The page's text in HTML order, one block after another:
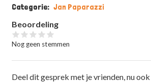
Categorie
Jan Paparazzi
Beoordeling
Nog geen stemmen
Deel dit gesprek met je vrienden, nu